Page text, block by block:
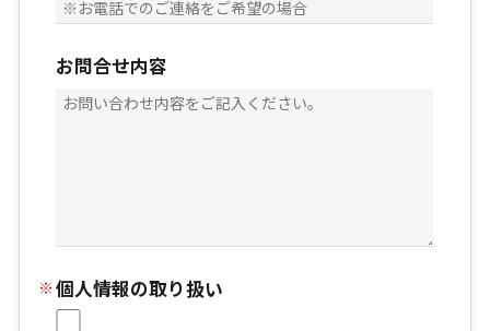
お問合せ内容
個人情報の取り扱い